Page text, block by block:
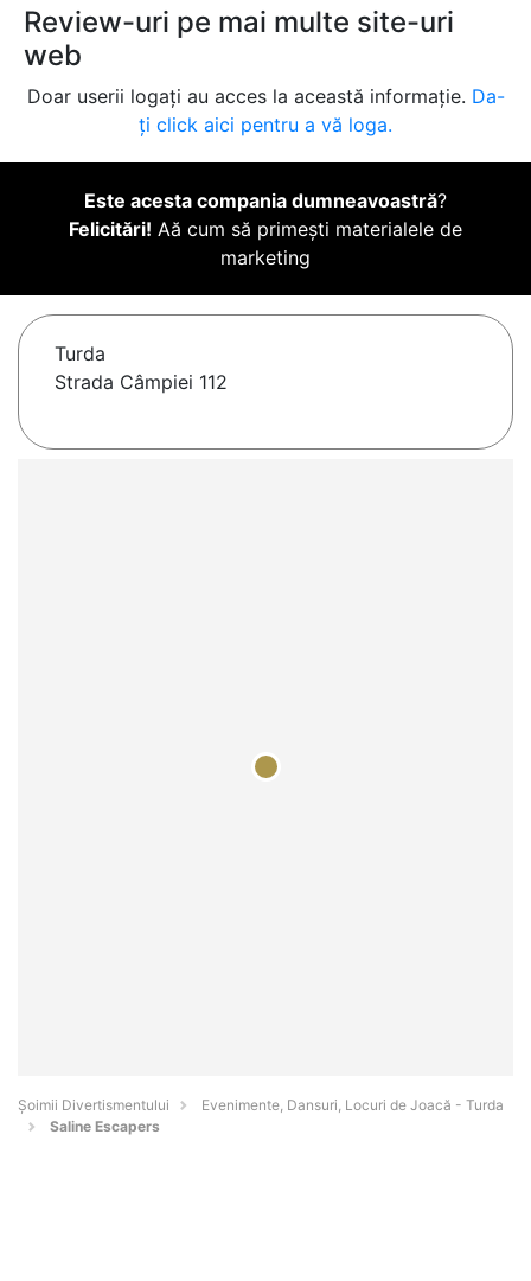
Review-uri pe mai multe site-uri
web
Doar userii logați au acces la această informație. Da-
ți click aici pentru a vă loga.
Este acesta compania dumneavoastră?
Felicitări! Aă cum să primești materialele de
marketing
Turda
Strada Câmpiei 112
Şoimii Divertismentului
Evenimente, Dansuri, Locuri de Joacă - Turda
Saline Escapers